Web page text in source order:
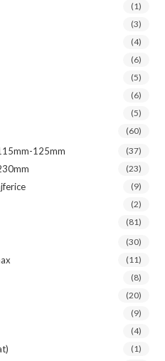
(1)
(3)
(4)
(6)
(5)
(6)
(5)
(60)
125mm (37)
(23)
(9)
(2)
(81)
(30)
(11)
(8)
(20)
(9)
(4)
(1)